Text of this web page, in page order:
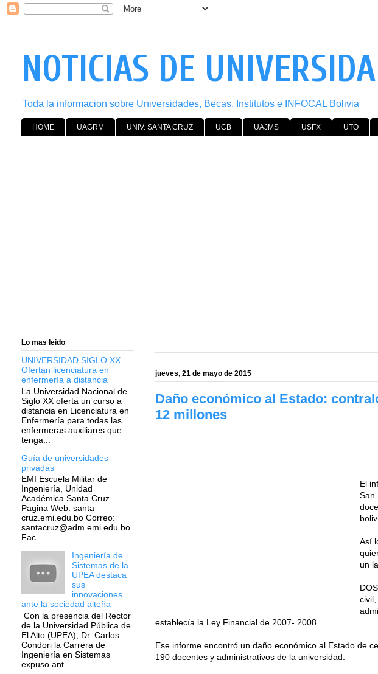
NOTICIAS DE
Toda la informacion sobre Universidades, Becas, Institutos e INFOCAL Bolivia
HOME UAGRM UNIV. SANTA CRUZ UCB UAJMS USFX UTO
jueves, 21 de mayo de 2015
Daño económico al Estado: c
12 millones
El
San
Así
un
establecía la Ley Financial de 2007- 2008.
Ese informe encontró un daño económico al Estado de
190 docentes y administrativos de la universidad.
Lo mas leido
UNIVERSIDAD SIGLO XX
Ofertan licenciatura en
enfermería a distancia
La Universidad Nacional de
Siglo XX oferta un curso a
distancia en Licenciatura en
Enfermería para todas las
enfermeras auxiliares que
tenga...
Guía de universidades
privadas
EMI Escuela Militar de
Ingeniería, Unidad
Académica Santa Cruz
Pagina Web: santa
cruz.emi.edu.bo Correo:
santacruz@adm.emi.edu.bo
Fac...
Ingeniería de
Sistemas de la
UPEA destaca
sus
innovaciones
ante la sociedad alteña
Con la presencia del Rector
de la Universidad Pública de
El Alto (UPEA), Dr. Carlos
Condori la Carrera de
Ingeniería en Sistemas
expuso ant...